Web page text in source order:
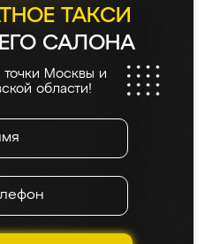
ТАКСИ
САЛОНА
Москвы и
области!